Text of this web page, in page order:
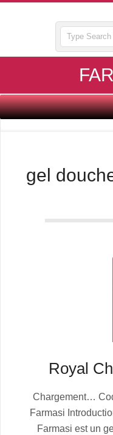
Primary
Navigation
gel
Royal
10-
12
Chargement…
Farmasi
Farmasi est un